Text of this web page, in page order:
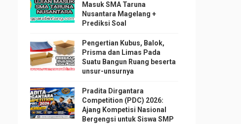
Masuk SMA Taruna
Nusantara Magelang +
Prediksi Soal
Pengertian Kubus, Balok,
Prisma dan Limas Pada
Suatu Bangun Ruang beserta
unsur-unsurnya
Pradita Dirgantara
Competition (PDC) 2026:
Ajang Kompetisi Nasional
Bergengsi untuk Siswa SMP